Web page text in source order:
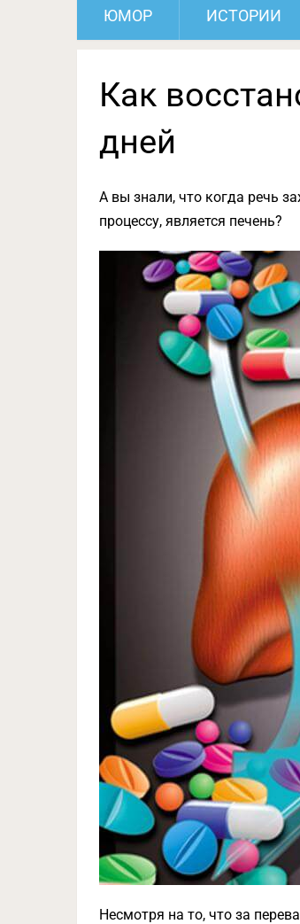
ЮМОР ИСТОРИИ
Как
дней
А вы знали, что когда речь
процессу, является печень?
Несмотря на то, что за